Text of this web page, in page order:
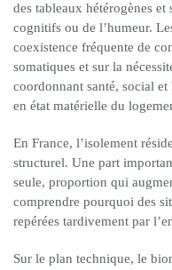
des tableaux hétérogènes
cognitifs ou de l’humeur.
coexistence fréquente de
somatiques et sur la
coordonnant santé, social
en état matérielle du
En France, l’isolement
structurel. Une part
seule, proportion qui
comprendre pourquoi des
repérées tardivement par
Sur le plan technique, le